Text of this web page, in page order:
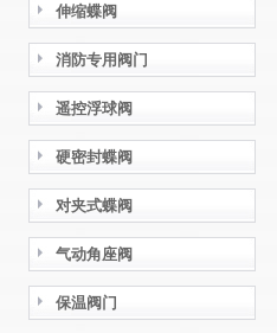
伸缩蝶阀
消防专用阀门
遥控浮球阀
硬密封蝶阀
对夹式蝶阀
气动角座阀
保温阀门